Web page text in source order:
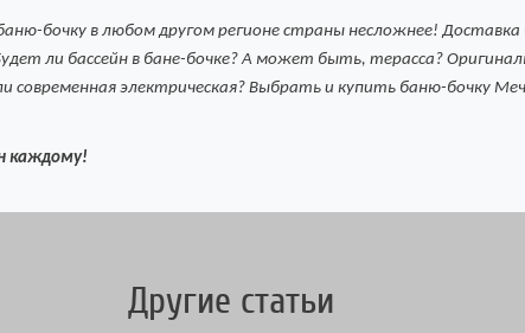
бочку в любом другом регионе страны несложнее! Доставка
ли бассейн в бане-бочке? А может быть, терасса?
современная электрическая? Выбрать и купить баню-бочку
каждому!
Другие статьи